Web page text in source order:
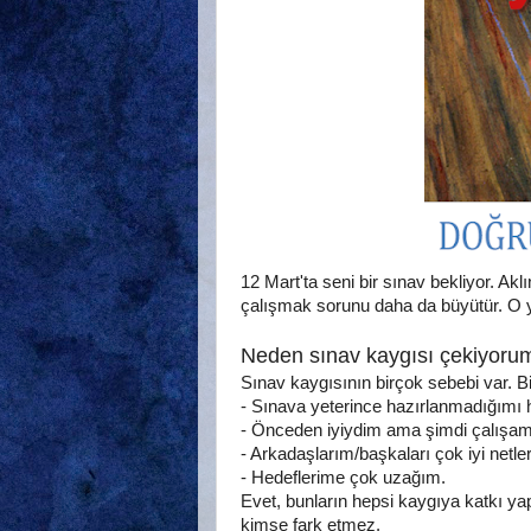
12 Mart'ta seni bir sınav bekliyor.
çalışmak sorunu daha da büyütür. O
Neden sınav kaygısı
Sınav kaygısının birçok sebebi var.
- Sınava yeterince
- Önceden iyiydim ama şimdi
- Arkadaşlarım/başkaları çok iyi
- Hedeflerime çok uzağım.
Evet, bunların hepsi kaygıya katkı
kimse fark etmez.